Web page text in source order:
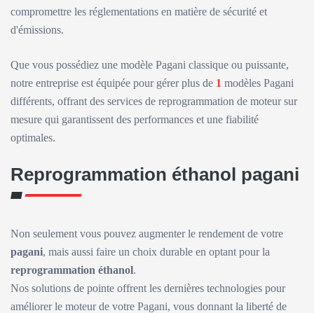
compromettre les réglementations en matière de sécurité et
d'émissions.
Que vous possédiez une modèle Pagani classique ou puissante,
notre entreprise est équipée pour gérer plus de 1 modèles Pagani
différents, offrant des services de reprogrammation de moteur sur
mesure qui garantissent des performances et une fiabilité
optimales.
Reprogrammation éthanol pagani
Non seulement vous pouvez augmenter le rendement de votre
pagani, mais aussi faire un choix durable en optant pour la
reprogrammation éthanol.
Nos solutions de pointe offrent les dernières technologies pour
améliorer le moteur de votre Pagani, vous donnant la liberté de